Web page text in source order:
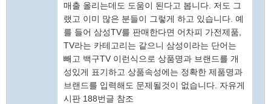
매출 올리는데도 도움이 된다고 봅니다. 저도 그
랬고 이미 많은 분들이 그렇게 하고 있습니다. 예
를 들어 삼성TV를 판매한다면 어차피 가전제품,
TV라는 카테고리는 같으니 삼성이라는 단어는
빼고 백구TV 이런식으로 상품명과 브랜드를 개
성있게 표기하고 상품속성에는 정확한 제품명과
브랜드를 입력해도 문제될것이 없습니다. 자유게
시판 188번글 참조